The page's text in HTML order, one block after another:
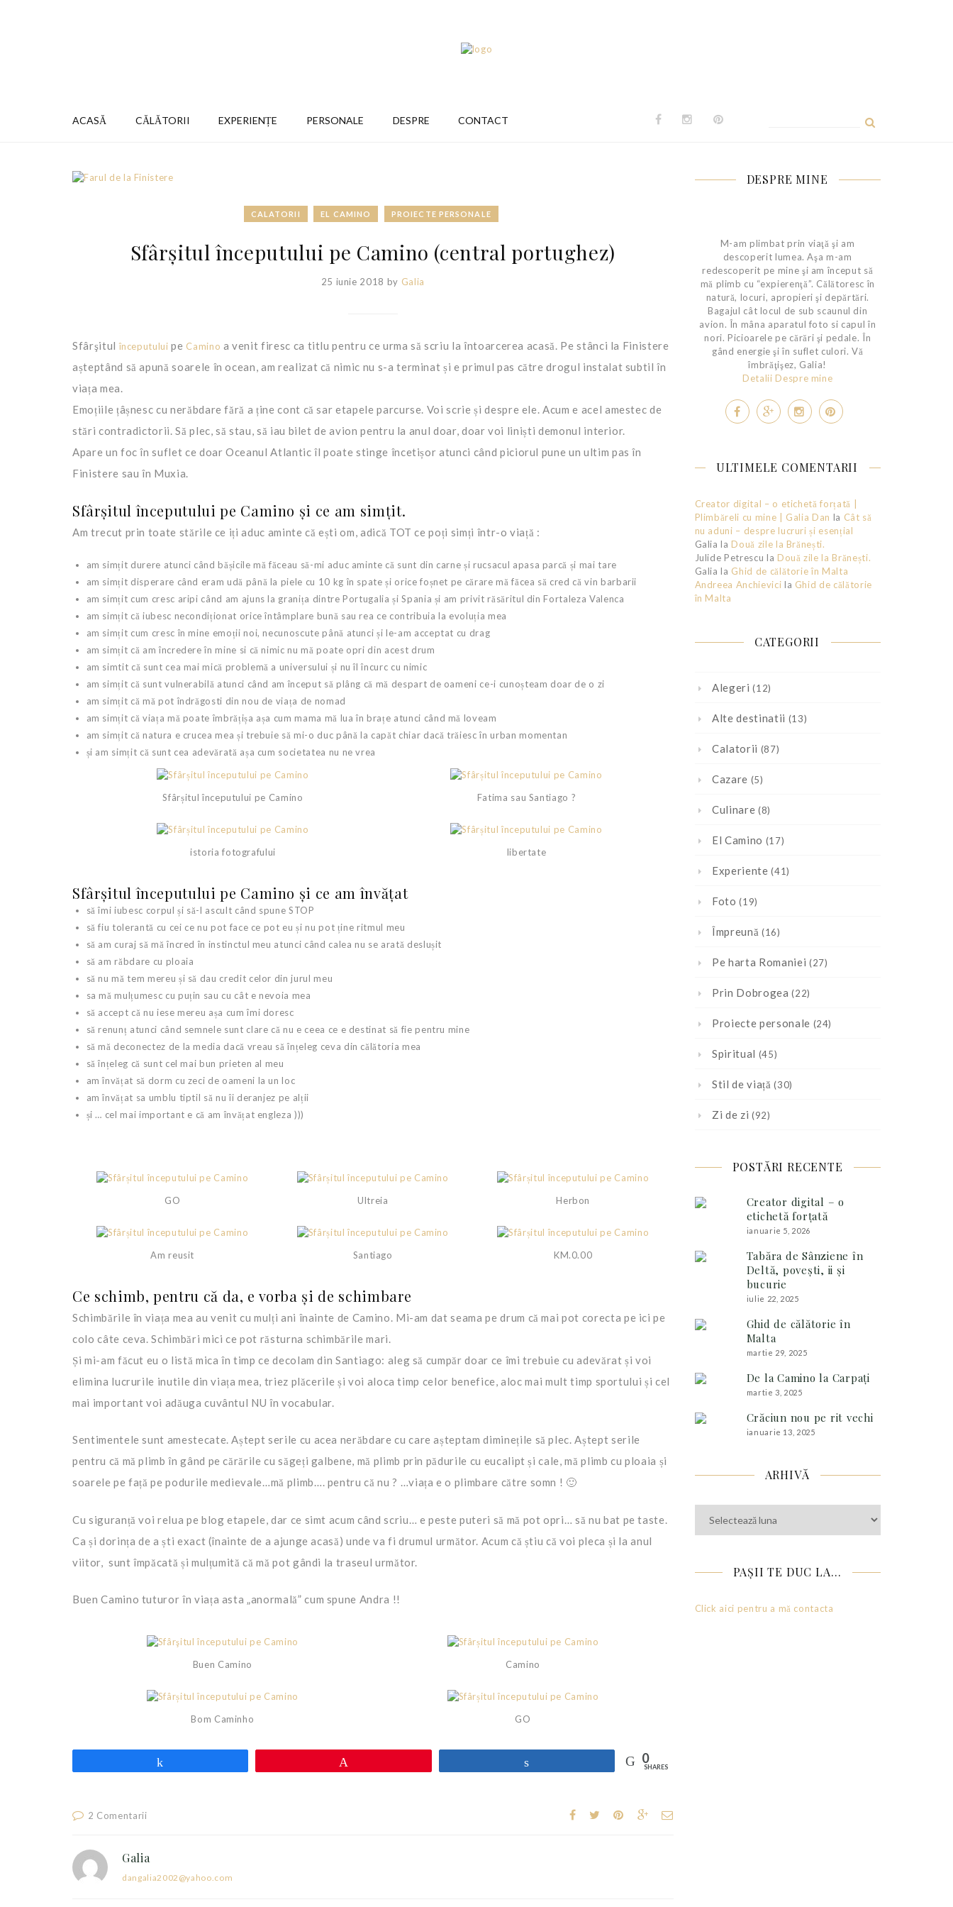
ACASĂ CĂLĂTORII EXPERIENȚE PERSONALE DESPRE CONTACT
CALATORII EL CAMINO PROIECTE PERSONALE
Sfârşitul începutului pe Camino (central portughez)
25 iunie 2018 by Galia
Sfârşitulînceputului pe Camino a venit firesc ca titlu pentru ce urma să scriu la întoarcerea acasă. Pe stânci la Finistere
așteptând să apună soarele în ocean, am realizat că nimic nu s-a terminat și e primul pas către drogul instalat subtil în
viața mea.
Emoțiile țâșnesc cu nerăbdare fără a ține cont că sar etapele parcurse. Voi scrie și despre ele. Acum e acel amestec de
stări contradictorii. Să plec, să stau, să iau bilet de avion pentru la anul doar, doar voi liniști demonul interior.
Apare un foc în suflet ce doar Oceanul Atlantic îl poate stinge încetișor atunci când piciorul pune un ultim pas în
Finistere sau în Muxia.
Sfârșitul începutului pe Camino și ce am simțit.
Am trecut prin toate stările ce iți aduc aminte că ești om, adică TOT ce poți simți într-o viață :
am simțit durere atunci când bășicile mă făceau să-mi aduc aminte că sunt din carne și rucsacul apasa parcă și mai tare
am simțit disperare când eram udă până la piele cu 10 kg în spate și orice foșnet pe cărare mă făcea să cred că vin barbarii
am simțit cum cresc aripi când am ajuns la granița dintre Portugalia și Spania și am privit răsăritul din Fortaleza Valenca
am simțit că iubesc necondiționat orice întâmplare bună sau rea ce contribuia la evoluția mea
am simțit cum cresc în mine emoții noi, necunoscute până atunci și le-am acceptat cu drag
am simțit că am încredere în mine si că nimic nu mă poate opri din acest drum
am simtit că sunt cea mai mică problemă a universului și nu îl încurc cu nimic
am simțit că sunt vulnerabilă atunci când am început să plâng că mă despart de oameni ce-i cunoșteam doar de o zi
am simțit că mă pot îndrăgosti din nou de viața de nomad
am simțit că viața mă poate îmbrățișa așa cum mama mă lua în brațe atunci când mă loveam
am simțit că natura e crucea mea și trebuie să mi-o duc până la capăt chiar dacă trăiesc în urban momentan
și am simțit că sunt cea adevărată așa cum societatea nu ne vrea
Sfârșitul începutului pe Camino Fatima sau Santiago ?
istoria fotografului libertate
Sfârșitul începutului pe Camino și ce am învățat
să îmi iubesc corpul și să-l ascult când spune STOP
să fiu tolerantă cu cei ce nu pot face ce pot eu și nu pot ține ritmul meu
să am curaj să mă încred în instinctul meu atunci când calea nu se arată deslușit
să am răbdare cu ploaia
să nu mă tem mereu și să dau credit celor din jurul meu
sa mă mulțumesc cu puțin sau cu cât e nevoia mea
să accept că nu iese mereu așa cum îmi doresc
să renunț atunci când semnele sunt clare că nu e ceea ce e destinat să fie pentru mine
să mă deconectez de la media dacă vreau să înțeleg ceva din călătoria mea
să înțeleg că sunt cel mai bun prieten al meu
am învățat să dorm cu zeci de oameni la un loc
am învățat sa umblu tiptil să nu îi deranjez pe alții
și … cel mai important e că am învățat engleza )))
GO Ultreia Herbon
Am reusit Santiago KM.0.00
Ce schimb, pentru că da, e vorba și de schimbare
Schimbările în viața mea au venit cu mulți ani înainte de Camino. Mi-am dat seama pe drum că mai pot corecta pe ici pe
colo câte ceva. Schimbări mici ce pot răsturna schimbările mari.
Și mi-am făcut eu o listă mica în timp ce decolam din Santiago: aleg să cumpăr doar ce îmi trebuie cu adevărat și voi
elimina lucrurile inutile din viața mea, triez plăcerile și voi aloca timp celor benefice, aloc mai mult timp sportului și cel
mai important voi adăuga cuvântul NU în vocabular.
Sentimentele sunt amestecate. Aștept serile cu acea nerăbdare cu care așteptam diminețile să plec. Aștept serile
pentru că mă plimb în gând pe cărările cu săgeți galbene, mă plimb prin pădurile cu eucalipt și cale, mă plimb cu ploaia și
soarele pe față pe podurile medievale…mă plimb…. pentru că nu ? …viața e o plimbare către somn ! 🙂
Cu siguranță voi relua pe blog etapele, dar ce simt acum când scriu… e peste puteri să mă pot opri… să nu bat pe taste.
Ca și dorința de a ști exact (înainte de a ajunge acasă) unde va fi drumul următor. Acum că știu că voi pleca și la anul
viitor, sunt împăcată și mulțumită că mă pot gândi la traseul următor.
Buen Camino tuturor în viața asta „anormală” cum spune Andra !!
Buen Camino Camino
Bom Caminho GO
0
SHARES
2 Comentarii
Galia
dangalia2002@yahoo.com
DESPRE MINE
M-am plimbat prin viaţă şi am
descoperit lumea. Aşa m-am
redescoperit pe mine şi am început să
mă plimb cu “expierenţă”. Călătoresc în
natură, locuri, apropieri şi depărtări.
Bagajul cât locul de sub scaunul din
avion. În mâna aparatul foto si capul în
nori. Picioarele pe cărări şi pedale. În
gând energie şi în suflet culori. Vă
îmbrăţişez, Galia!
Detalii Despre mine
ULTIMELE COMENTARII
Creator digital – o etichetă forțată |
Plimbăreli cu mine | Galia Dan la Cât să
nu aduni – despre lucruri și esențial
Galia la Două zile la Brănești.
Julide Petrescu la Două zile la Brănești.
Galia la Ghid de călătorie în Malta
Andreea Anchievici la Ghid de călătorie
în Malta
CATEGORII
Alegeri (12)
Alte destinatii (13)
Calatorii (87)
Cazare (5)
Culinare (8)
El Camino (17)
Experiente (41)
Foto (19)
Împreună (16)
Pe harta Romaniei (27)
Prin Dobrogea (22)
Proiecte personale (24)
Spiritual (45)
Stil de viață (30)
Zi de zi (92)
POSTĂRI RECENTE
Creator digital – o
etichetă forțată
ianuarie 5, 2026
Tabăra de Sânziene în
Deltă, povești, ii și
bucurie
iulie 22, 2025
Ghid de călătorie în
Malta
martie 29, 2025
De la Camino la Carpați
martie 3, 2025
Crăciun nou pe rit vechi
ianuarie 13, 2025
ARHIVĂ
PAȘII TE DUC LA…
Click aici pentru a mă contacta